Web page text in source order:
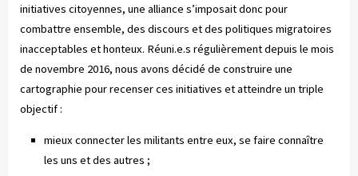
initiatives citoyennes, une alliance s’imposait donc pour
combattre ensemble, des discours et des politiques migratoires
inacceptables et honteux. Réuni.e.s régulièrement depuis le mois
de novembre 2016, nous avons décidé de construire une
cartographie pour recenser ces initiatives et atteindre un triple
objectif :
mieux connecter les militants entre eux, se faire connaître
les uns et des autres ;